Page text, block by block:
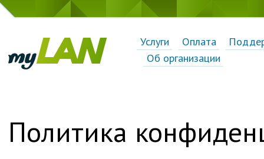
Услуги Оплата
Об организации
Политика